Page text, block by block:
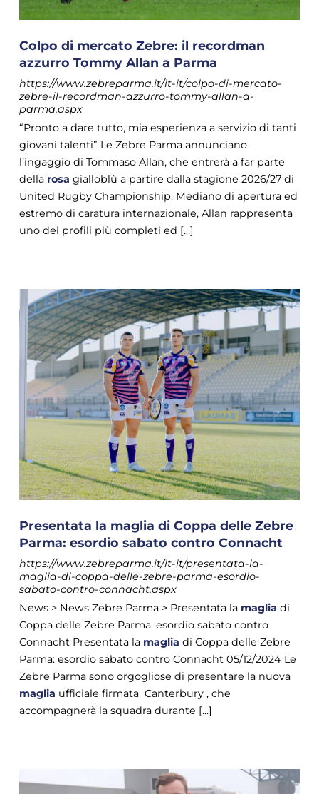
Colpo di mercato Zebre: il recordman
azzurro Tommy Allan a Parma
https://www.zebreparma.it/it-it/colpo-di-mercato-
zebre-il-recordman-azzurro-tommy-allan-a-
parma.aspx
“Pronto a dare tutto, mia esperienza a servizio di tanti
giovani talenti” Le Zebre Parma annunciano
l’ingaggio di Tommaso Allan, che entrerà a far parte
della rosa gialloblù a partire dalla stagione 2026/27 di
United Rugby Championship. Mediano di apertura ed
estremo di caratura internazionale, Allan rappresenta
uno dei profili più completi ed [...]
Presentata la maglia di Coppa delle Zebre
Parma: esordio sabato contro Connacht
https://www.zebreparma.it/it-it/presentata-la-
maglia-di-coppa-delle-zebre-parma-esordio-
sabato-contro-connacht.aspx
News > News Zebre Parma > Presentata la maglia di
Coppa delle Zebre Parma: esordio sabato contro
Connacht Presentata la maglia di Coppa delle Zebre
Parma: esordio sabato contro Connacht 05/12/2024 Le
Zebre Parma sono orgogliose di presentare la nuova
maglia ufficiale firmata Canterbury , che
accompagnerà la squadra durante [...]